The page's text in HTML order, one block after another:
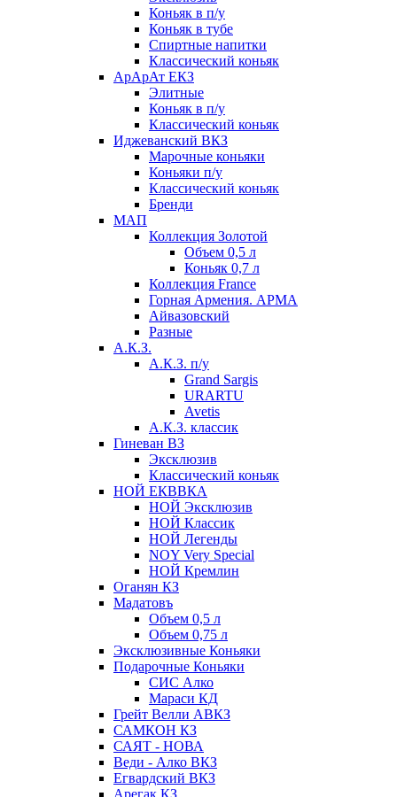
Коньяк в п/у
Коньяк в тубе
Спиртные напитки
Классический коньяк
АрАрАт ЕКЗ
Элитные
Коньяк в п/у
Классический коньяк
Иджеванский ВКЗ
Марочные коньяки
Коньяки п/у
Классический коньяк
Бренди
МАП
Коллекция Золотой
Объем 0,5 л
Коньяк 0,7 л
Коллекция France
Горная Армения. АРМА
Айвазовский
Разные
А.К.З.
А.К.З. п/у
Grand Sargis
URARTU
Avetis
А.К.З. классик
Гиневан ВЗ
Эксклюзив
Классический коньяк
НОЙ ЕКВВКА
НОЙ Эксклюзив
НОЙ Классик
НОЙ Легенды
NOY Very Speсial
НОЙ Кремлин
Оганян КЗ
Мадатовъ
Объем 0,5 л
Объем 0,75 л
Эксклюзивные Коньяки
Подарочные Коньяки
СИС Алко
Мараси КД
Грейт Велли АВКЗ
САМКОН КЗ
САЯТ - НОВА
Веди - Алко ВКЗ
Егвардский ВКЗ
Арегак КЗ